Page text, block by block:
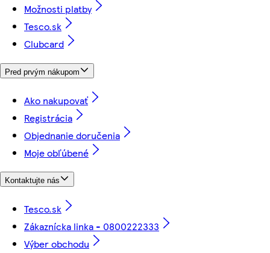
Možnosti platby
Tesco.sk
Clubcard
Pred prvým nákupom
Ako nakupovať
Registrácia
Objednanie doručenia
Moje obľúbené
Kontaktujte nás
Tesco.sk
Zákaznícka linka - 0800222333
Výber obchodu